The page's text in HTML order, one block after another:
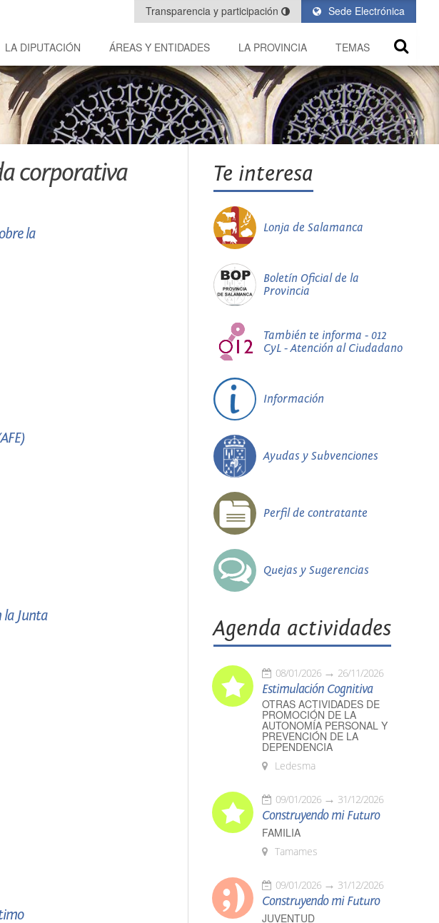
Sede Electrónica
Transparencia y participación
LA DIPUTACIÓN ÁREAS Y ENTIDADES LA PROVINCIA TEMAS
corporativa
la
la Junta
Te interesa
Lonja de Salamanca
Boletín Oficial de la
Provincia
También te informa - 012
CyL - Atención al Ciudadano
Información
Ayudas y Subvenciones
Perfil de contratante
Quejas y Sugerencias
Agenda actividades
08/01/2026 26/11/2026
Estimulación Cognitiva
OTRAS ACTIVIDADES DE
PROMOCIÓN DE LA
AUTONOMÍA PERSONAL Y
PREVENCIÓN DE LA
DEPENDENCIA
Ledesma
09/01/2026 31/12/2026
Construyendo mi Futuro
FAMILIA
Tamames
09/01/2026 31/12/2026
Construyendo mi Futuro
JUVENTUD